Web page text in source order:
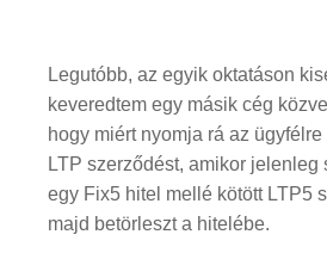
Legutóbb, az egyik oktatáson
keveredtem egy másik cég
hogy miért nyomja rá az
LTP szerződést, amikor
egy Fix5 hitel mellé kötött LTP5
majd betörleszt a hitelébe.